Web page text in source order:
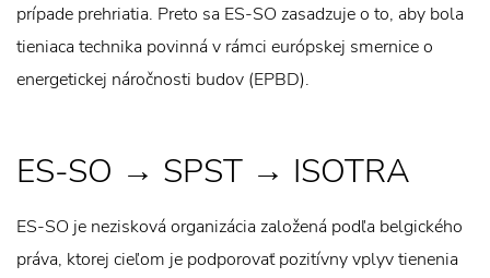
prípade prehriatia. Preto sa ES-SO zasadzuje o to, aby bola
tieniaca technika povinná v rámci európskej smernice o
energetickej náročnosti budov (EPBD).
ES-SO → SPST → ISOTRA
ES-SO je nezisková organizácia založená podľa belgického
práva, ktorej cieľom je podporovať pozitívny vplyv tienenia